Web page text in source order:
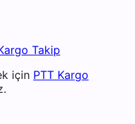
Takip
için PTT Kargo